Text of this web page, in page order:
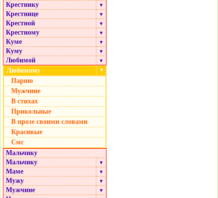
Крестнику ▼
Крестнице ▼
Крестной ▼
Крестному ▼
Куме ▼
Куму ▼
Любимой ▼
Любимому ▼
Парню
Мужчине
В стихах
Прикольные
В прозе своими словами
Красивые
Смс
Мальчику
Мальчику
▼
Маме ▼
Мужу ▼
Мужчине ▼